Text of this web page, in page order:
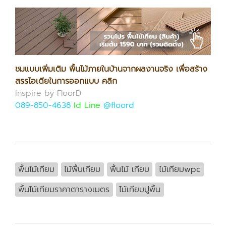
ชมแบบเพิ่มเติม พื้นไม้ภายในบ้านจากผลงานจริง เพื่อสร้าง
สรรไอเดียในการออกแบบ คลิก
Inspire by FloorD
089-850-4638 Id Line @floord
พื้นไม้เทียม ไม้พื้นเทียม พื้นไม้ เทียม
ไม้เทียมwpc
พื้นไม้เทียมราคาตารางเมตร
ไม้เทียมปูพื้น